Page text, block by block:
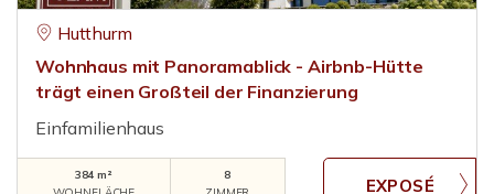
Hutthurm
Wohnhaus mit Panoramablick - Airbnb-Hütte
trägt einen Großteil der Finanzierung
Einfamilienhaus
384 m²
8